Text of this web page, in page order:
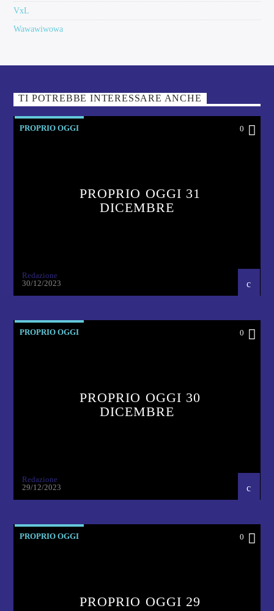
VxL
Wawawiwowa
TI POTREBBE INTERESSARE ANCHE
PROPRIO OGGI 0
PROPRIO OGGI 31
DICEMBRE
Redazione
30/12/2023
PROPRIO OGGI 0
PROPRIO OGGI 30
DICEMBRE
Redazione
29/12/2023
PROPRIO OGGI 0
PROPRIO OGGI 29